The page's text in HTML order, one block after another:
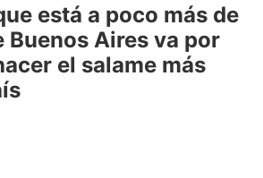
está a poco más de
Buenos Aires va por
el salame más